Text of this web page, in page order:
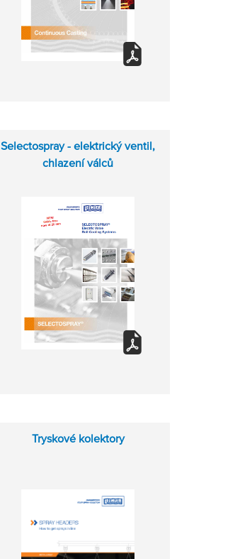
Selectospray - elektrický ventil,
chlazení válců
Tryskové kolektory